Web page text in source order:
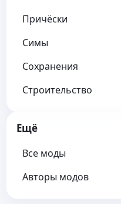
Причёски
Симы
Сохранения
Строительство
Ещё
Все моды
Авторы модов